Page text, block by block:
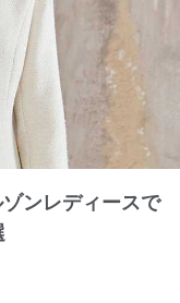
ンレディースで